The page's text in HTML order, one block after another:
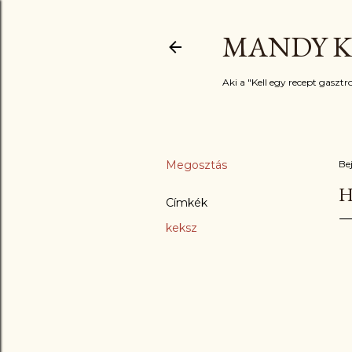
MANDY
Aki a "Kell egy recept
Megosztás
Címkék
keksz